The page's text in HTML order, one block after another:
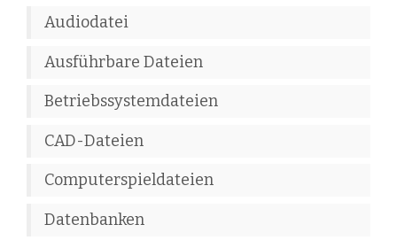
Audiodatei
Ausführbare Dateien
Betriebssystemdateien
CAD-Dateien
Computerspieldateien
Datenbanken